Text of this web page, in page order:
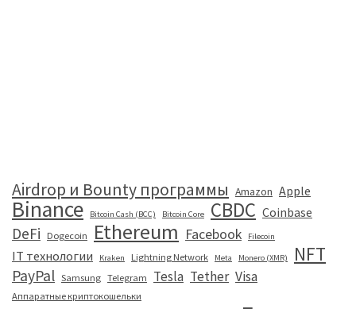
Airdrop и Bounty программы Amazon Apple
Binance Bitcoin Cash (BCC) Bitcoin Core CBDC Coinbase
DeFi Dogecoin Ethereum Facebook Filecoin
IT технологии Kraken Lightning Network Meta Monero (XMR) NFT
PayPal Samsung Telegram Tesla Tether Visa
Аппаратные криптокошельки